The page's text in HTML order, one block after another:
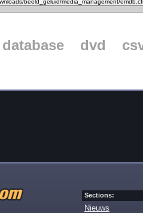
database dvd
Sections:
Nieuws